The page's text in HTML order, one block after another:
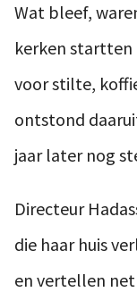
Wat bleef,
kerken startten
voor stilte,
ontstond
jaar later nog
Directeur
die haar huis
en vertellen